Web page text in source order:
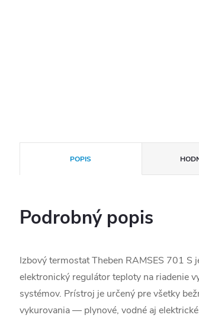
POPIS
Podrobný popis
Izbový termostat Theben RAMSES 701 S
elektronický regulátor teploty na riadenie
systémov. Prístroj je určený pre všetky
vykurovania — plynové, vodné aj